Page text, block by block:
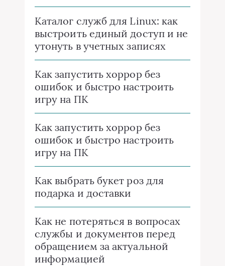
Каталог служб для Linux: как
выстроить единый доступ и не
утонуть в учетных записях
Как запустить хоррор без
ошибок и быстро настроить
игру на ПК
Как запустить хоррор без
ошибок и быстро настроить
игру на ПК
Как выбрать букет роз для
подарка и доставки
Как не потеряться в вопросах
службы и документов перед
обращением за актуальной
информацией